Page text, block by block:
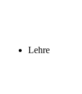
Lehre